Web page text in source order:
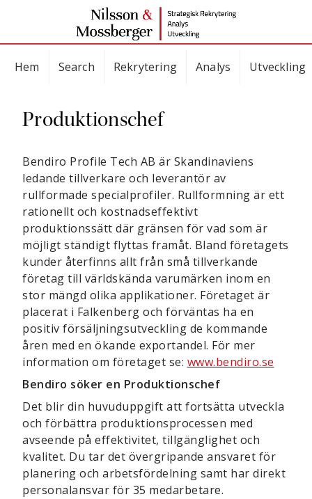
Hem Search Rekrytering Analys Utveckling
Produktionschef
Bendiro Profile Tech AB är Skandinaviens
ledande tillverkare och leverantör av
rullformade specialprofiler. Rullformning är ett
rationellt och kostnadseffektivt
produktionssätt där gränsen för vad som är
möjligt ständigt flyttas framåt. Bland företagets
kunder återfinns allt från små tillverkande
företag till världskända varumärken inom en
stor mängd olika applikationer. Företaget är
placerat i Falkenberg och förväntas ha en
positiv försäljningsutveckling de kommande
åren med en ökande exportandel. För mer
information om företaget se: www.bendiro.se
Bendiro söker en Produktionschef
Det blir din huvuduppgift att fortsätta utveckla
och förbättra produktionsprocessen med
avseende på effektivitet, tillgänglighet och
kvalitet. Du tar det övergripande ansvaret för
planering och arbetsfördelning samt har direkt
personalansvar för 35 medarbetare.